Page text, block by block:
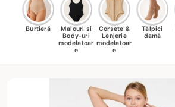
Burtieră
Maiouri si
Body-uri
modelatoar
e
Corsete &
Lenjerie
modelatoar
e
Tălpici
damă